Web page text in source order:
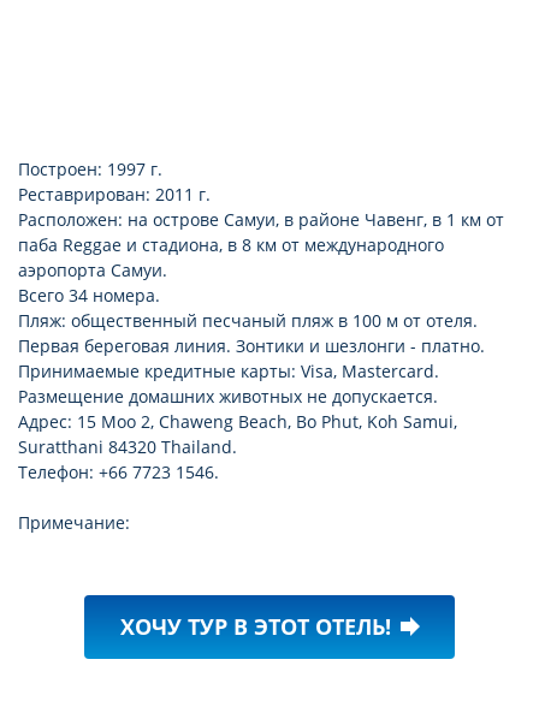
Построен: 1997 г.
Реставрирован: 2011 г.
Расположен: на острове Самуи, в районе Чавенг, в 1 км от
паба Reggae и стадиона, в 8 км от международного
аэропорта Самуи.
Всего 34 номера.
Пляж: общественный песчаный пляж в 100 м от отеля.
Первая береговая линия. Зонтики и шезлонги - платно.
Принимаемые кредитные карты: Visa, Mastercard.
Размещение домашних животных не допускается.
Адрес: 15 Moo 2, Chaweng Beach, Bo Phut, Koh Samui,
Suratthani 84320 Thailand.
Телефон: +66 7723 1546.
Примечание:
ХОЧУ ТУР В ЭТОТ ОТЕЛЬ! forward